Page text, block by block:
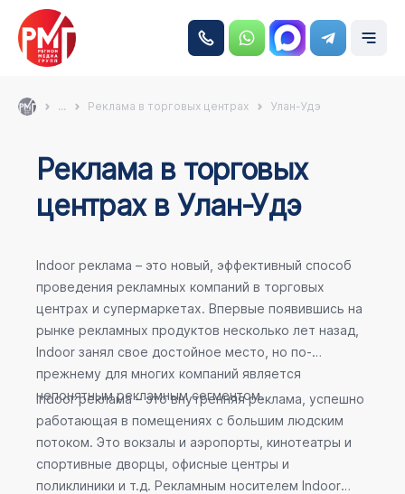
... Реклама в торговых центрах Улан-Удэ
Реклама в торговых
центрах в Улан-Удэ
Indoor реклама – это новый, эффективный способ
проведения рекламных компаний в торговых
центрах и супермаркетах. Впервые появившись на
рынке рекламных продуктов несколько лет назад,
Indoor занял свое достойное место, но по-
прежнему для многих компаний является
непонятным рекламным сегментом.
Indoor реклама – это внутренняя реклама, успешно
работающая в помещениях с большим людским
потоком. Это вокзалы и аэропорты, кинотеатры и
спортивные дворцы, офисные центры и
поликлиники и т.д. Рекламным носителем Indoor